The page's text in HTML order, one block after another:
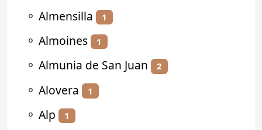
⚬ Almensilla 1
⚬ Almoines 1
⚬ Almunia de San Juan 2
⚬ Alovera 1
⚬ Alp 1